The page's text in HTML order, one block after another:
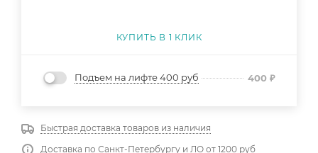
КУПИТЬ В 1 КЛИК
Подъем на лифте 400 руб 400 ₽
Быстрая доставка товаров из наличия
Доставка по Санкт-Петербургу и ЛО от 1200 руб